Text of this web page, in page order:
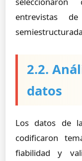
entrevistas
2.2.
datos
Los datos de
codificaron
fiabilidad y